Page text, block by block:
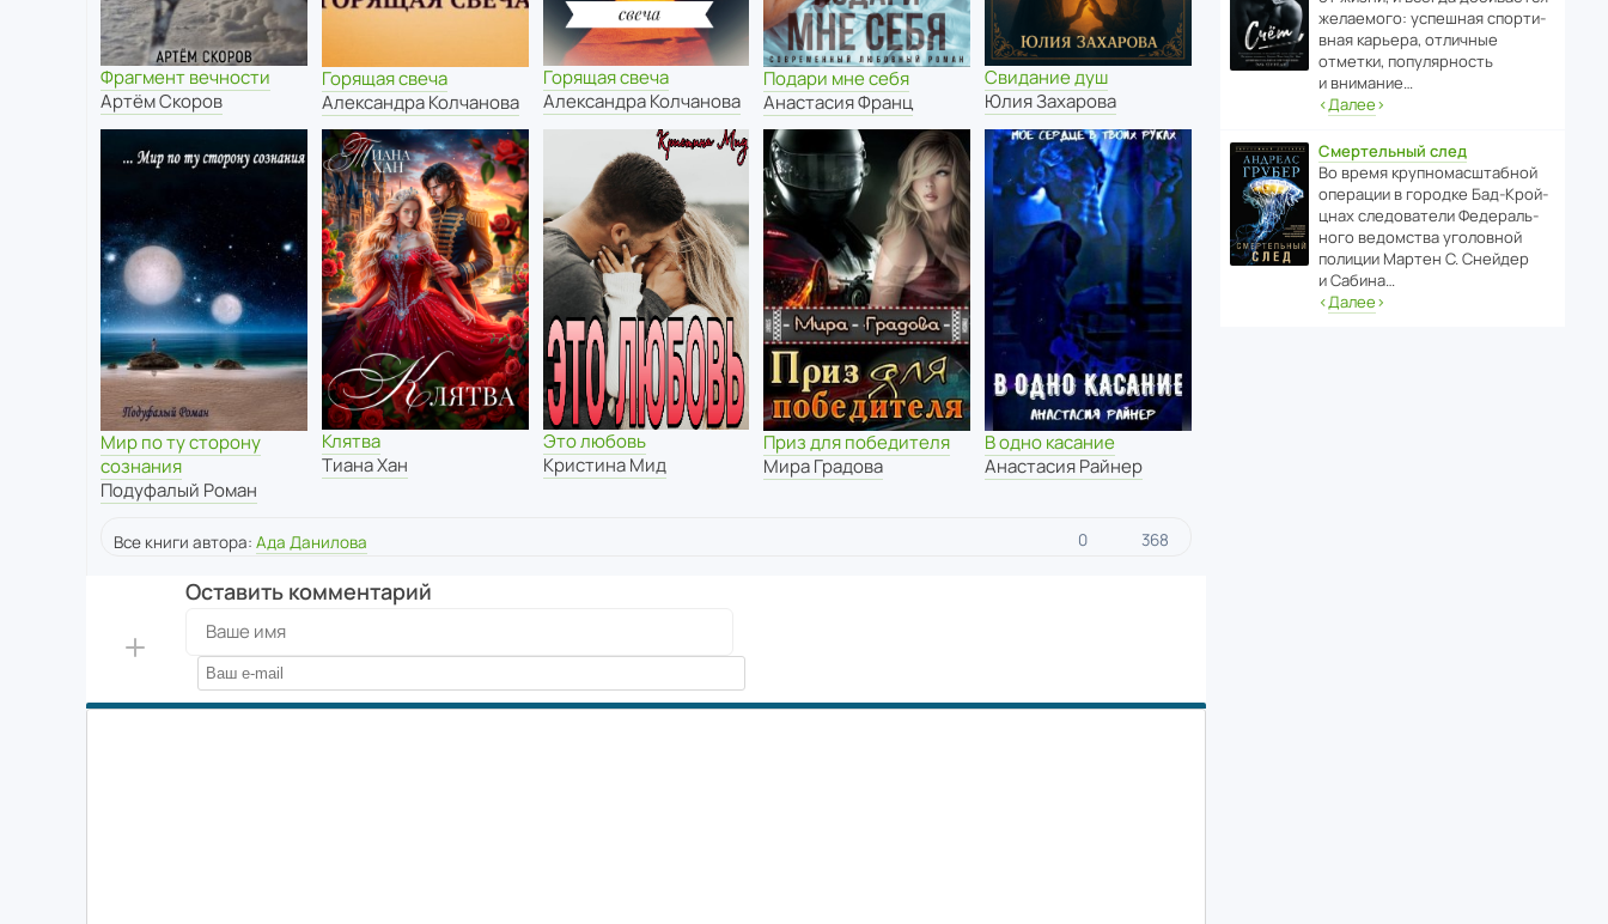
Фрагмент вечности
Артём Скоров
Горящая свеча
Александра Колчанова
Горящая свеча
Александра Колчанова
Подари мне себя
Анастасия Франц
Свидание душ
Юлия Захарова
Мир по ту сторону
сознания
Подуфалый Роман
Клятва
Тиана Хан
Это любовь
Кристина Мид
Приз для победителя
Мира Градова
В одно касание
Анастасия Райнер
Все книги автора: Ада Данилова 0 368
Оставить комментарий
жела­е­мого: успе­шная спор­ти­
вная карьера, отли­чные
отметки, попу­ля­р­ность
и внимание…
‹Далее›
Смертельный след
Во время круп­но­мас­ш­та­бной
операции в городке Бад‑Крой­
цнах следо­ва­тели Феде­раль­
ного ведомства уголо­вной
полиции Мартен С. Снейдер
и Сабина…
‹Далее›